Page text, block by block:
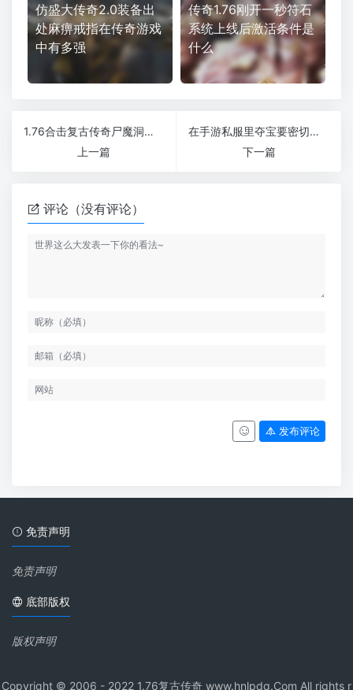
仿盛大传奇2.0装备出
处麻痹戒指在传奇游戏
中有多强
传奇1.76刚开一秒符石
系统上线后激活条件是
什么
1.76合击复古传奇尸魔洞六层怪物出装备很高分析
上一篇
在手游私服里夺宝要密切关注时间
下一篇
评论（没有评论）
发布评论
免责声明
免责声明
底部版权
版权声明
Copyright © 2006 - 2022 1.76复古传奇 www.hnlpdq.Com All rights r